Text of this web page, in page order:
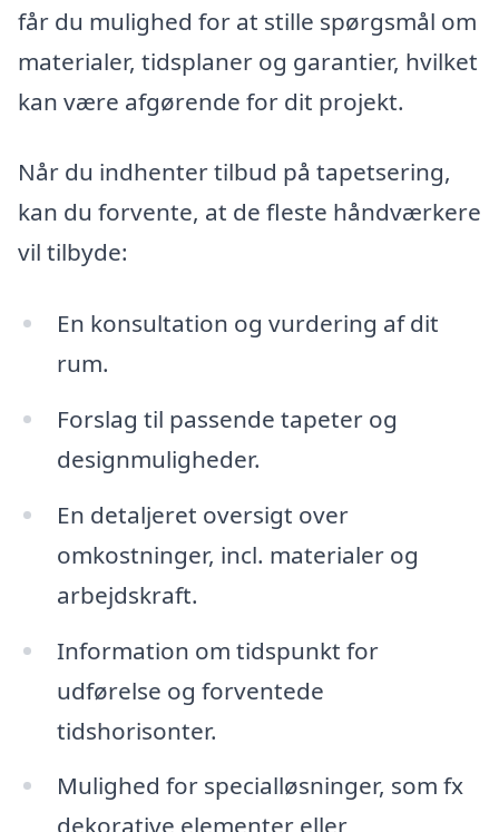
får du mulighed for at stille spørgsmål om
materialer, tidsplaner og garantier, hvilket
kan være afgørende for dit projekt.
Når du indhenter tilbud på tapetsering,
kan du forvente, at de fleste håndværkere
vil tilbyde:
En konsultation og vurdering af dit
rum.
Forslag til passende tapeter og
designmuligheder.
En detaljeret oversigt over
omkostninger, incl. materialer og
arbejdskraft.
Information om tidspunkt for
udførelse og forventede
tidshorisonter.
Mulighed for specialløsninger, som fx